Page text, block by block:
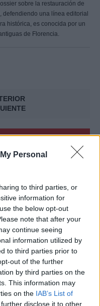
Personal
to third parties, or
information for
the below opt-out
note that after your
continue seeing
information utilized by
to third parties prior to
out of the further
by third parties on the
This information may
on the IAB’s List of
disclose it to other
sobre la restauración de
defendiendo una línea editorial
histórica, es conocida por un
de Florencia.
infancia más